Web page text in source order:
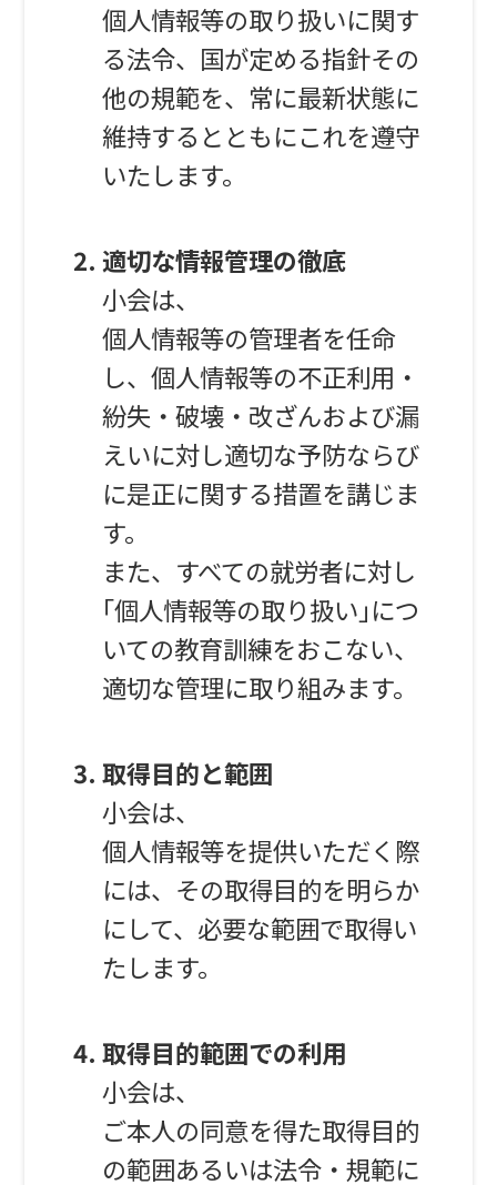
個人情報等の取り扱いに関す
る法令、国が定める指針その
他の規範を、常に最新状態に
維持するとともにこれを遵守
いたします。
適切な情報管理の徹底
小会は、
個人情報等の管理者を任命
し、個人情報等の不正利用・
紛失・破壊・改ざんおよび漏
えいに対し適切な予防ならび
に是正に関する措置を講じま
す。
また、すべての就労者に対し
｢個人情報等の取り扱い｣につ
いての教育訓練をおこない、
適切な管理に取り組みます。
取得目的と範囲
小会は、
個人情報等を提供いただく際
には、その取得目的を明らか
にして、必要な範囲で取得い
たします。
取得目的範囲での利用
小会は、
ご本人の同意を得た取得目的
の範囲あるいは法令・規範に